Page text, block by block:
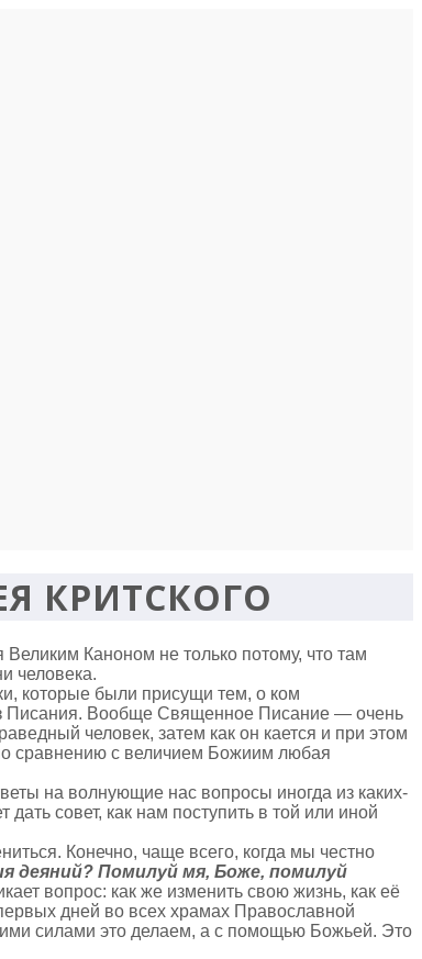
КРИТСКОГО
Каноном не только потому, что там
человека.
которые были присущи тем, о ком
Писания. Вообще Священное Писание — очень
человек, затем как он кается и при этом
сравнению с величием Божиим любая
на волнующие нас вопросы иногда из каких-
совет, как нам поступить в той или иной
Конечно, чаще всего, когда мы честно
деяний? Помилуй мя, Боже, помилуй
вопрос: как же изменить свою жизнь, как её
дней во всех храмах Православной
силами это делаем, а с помощью Божьей. Это